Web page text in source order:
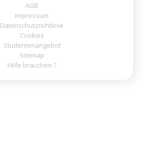
AGB
Impressum
Datenschutzrichtlinie
Cookies
Studentenangebot
Sitemap
Hilfe brauchen ?